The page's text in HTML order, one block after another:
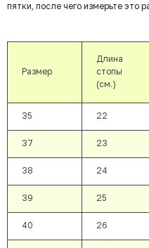
пятки, после чего измерьте это
Размер
Длина
стопы
(см.)
35 22
37 23
38 24
39 25
40 26